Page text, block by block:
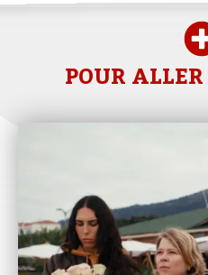
POUR